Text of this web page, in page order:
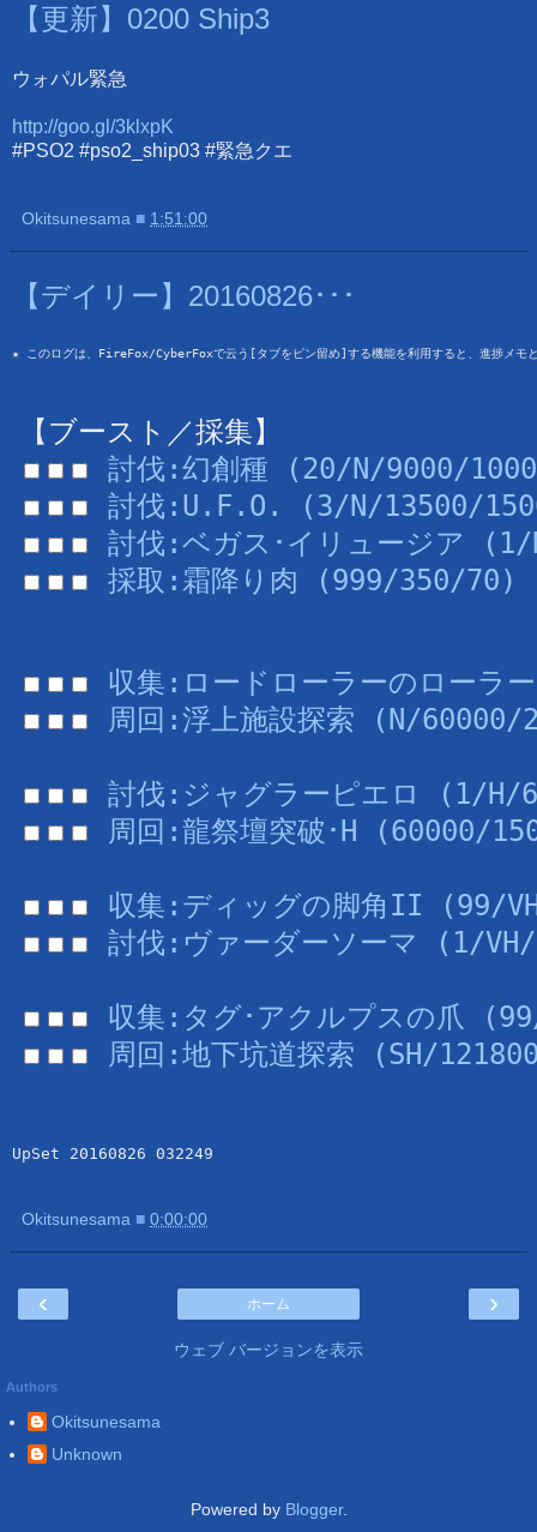
【更新】0200 Ship3
ウォパル緊急
http://goo.gl/3klxpK
#PSO2 #pso2_ship03 #緊急クエ
Okitsunesama ■ 1:51:00
【デイリー】20160826･･･
★ このログは、FireFox/CyberFoxで云う[タブをピン留め]する機能を利用すると、進捗メモ
【ブースト／採集】
討伐:幻創種 (20/N/9000/
討伐:U.F.O. (3/N/13500/
討伐:ベガス･イリュージア
採取:霜降り肉 (999/350/70)
収集:ロードローラーのロー
周回:浮上施設探索 (N/60000/
討伐:ジャグラーピエロ (1/H/
周回:龍祭壇突破･H (60000/
収集:ディッグの脚角II (99/
討伐:ヴァーダーソーマ (1/
収集:タグ･アクルプスの爪
周回:地下坑道探索 (SH/
UpSet 20160826 032249
Okitsunesama ■ 0:00:00
‹ ›
ホーム
ウェブ バージョンを表示
Authors
Okitsunesama
Unknown
Powered by Blogger.